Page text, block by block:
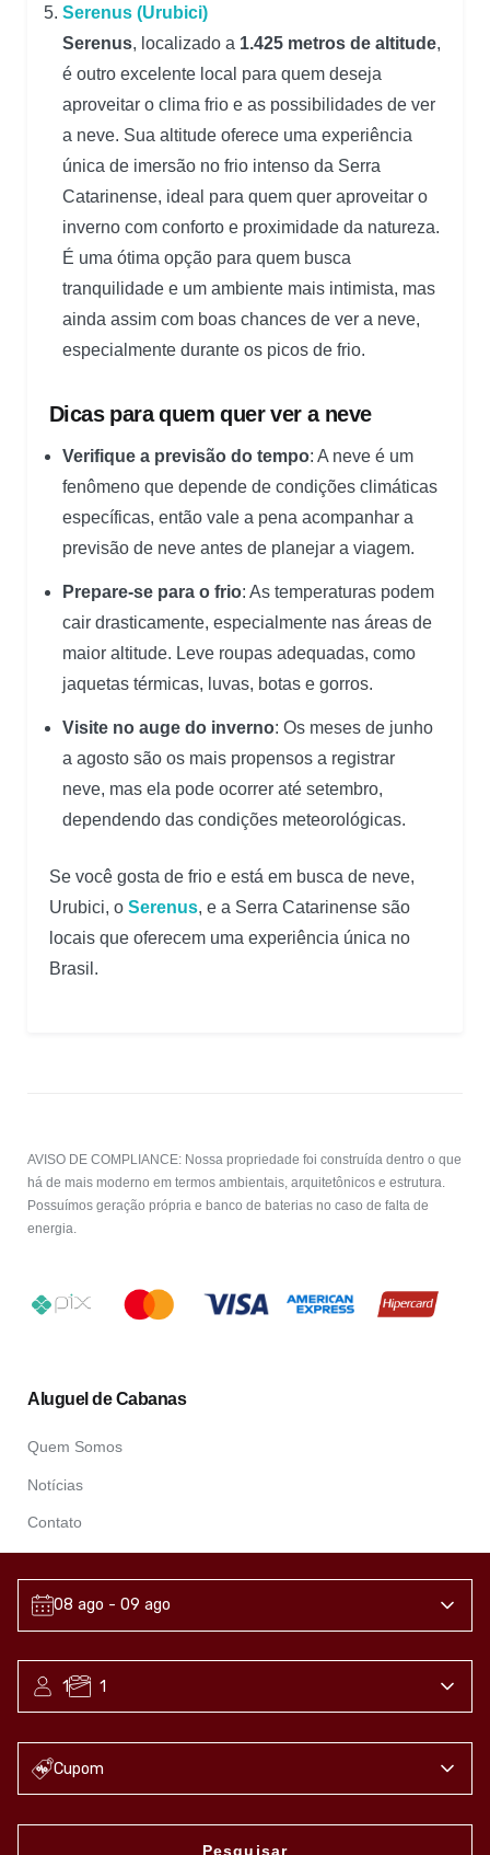
Serenus (Urubici)
Serenus, localizado a 1.425 metros de altitude,
é outro excelente local para quem deseja
aproveitar o clima frio e as possibilidades de ver
a neve. Sua altitude oferece uma experiência
única de imersão no frio intenso da Serra
Catarinense, ideal para quem quer aproveitar o
inverno com conforto e proximidade da natureza.
É uma ótima opção para quem busca
tranquilidade e um ambiente mais intimista, mas
ainda assim com boas chances de ver a neve,
especialmente durante os picos de frio.
Dicas para quem quer ver a neve
Verifique a previsão do tempo: A neve é um
fenômeno que depende de condições climáticas
específicas, então vale a pena acompanhar a
previsão de neve antes de planejar a viagem.
Prepare-se para o frio: As temperaturas podem
cair drasticamente, especialmente nas áreas de
maior altitude. Leve roupas adequadas, como
jaquetas térmicas, luvas, botas e gorros.
Visite no auge do inverno: Os meses de junho
a agosto são os mais propensos a registrar
neve, mas ela pode ocorrer até setembro,
dependendo das condições meteorológicas.
Se você gosta de frio e está em busca de neve,
Urubici, o Serenus, e a Serra Catarinense são
locais que oferecem uma experiência única no
Brasil.
AVISO DE COMPLIANCE: Nossa propriedade foi construída dentro o que
há de mais moderno em termos ambientais, arquitetônicos e estrutura.
Possuímos geração própria e banco de baterias no caso de falta de
energia.
Aluguel de Cabanas
Quem Somos
Notícias
Contato
Contatos
08 ago - 09 ago
1 1
Cupom
Pesquisar